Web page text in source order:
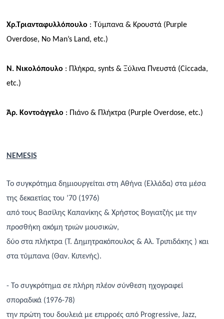
Χρ.Τριανταφυλλόπουλο : Τύμπανα & Κρουστά (Purple
Overdose, No Man’s Land, etc.)
Ν. Νικολόπουλο : Πλήκρα, synts& Ξύλινα Πνευστά (Ciccada,
etc.)
Άρ. Κοντοάγγελο : Πιάνο & Πλήκτρα (Purple Overdose, etc.)
NEMESIS
Το συγκρότημα δημιουργείται στη Αθήνα (Ελλάδα) στα μέσα
της δεκαετίας του ’70 (1976)
από τους Βασίλης Καπανίκης & Χρήστος Βογιατζής με την
προσθήκη ακόμη τριών μουσικών,
δύο στα πλήκτρα (Τ. Δημητρακόπουλος & Αλ. Τριπιδάκης ) και
στα τύμπανα (Θαν. Κιπενής).
- Το συγκρότημα σε πλήρη πλέον σύνθεση ηχογραφεί
σποραδικά (1976-78)
την πρώτη του δουλειά με επιρροές από Progressive, Jazz,